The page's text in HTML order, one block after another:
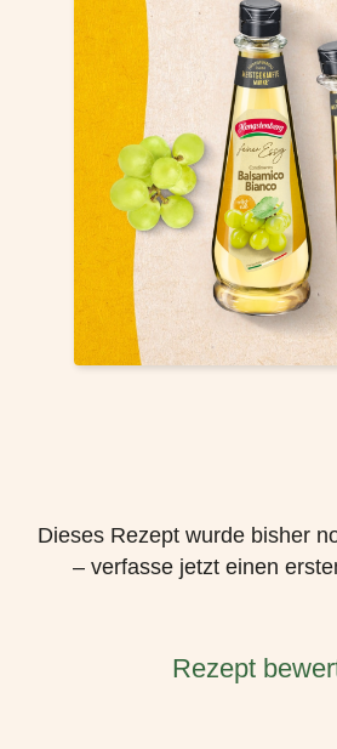
Dieses Rezept wurde bisher
– verfasse jetzt einen
Rezept